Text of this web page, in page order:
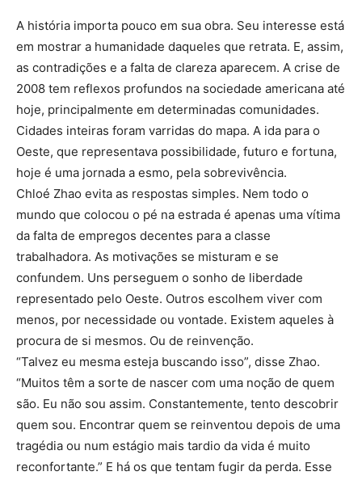
A história importa pouco em sua obra. Seu interesse está
em mostrar a humanidade daqueles que retrata. E, assim,
as contradições e a falta de clareza aparecem. A crise de
2008 tem reflexos profundos na sociedade americana até
hoje, principalmente em determinadas comunidades.
Cidades inteiras foram varridas do mapa. A ida para o
Oeste, que representava possibilidade, futuro e fortuna,
hoje é uma jornada a esmo, pela sobrevivência.
Chloé Zhao evita as respostas simples. Nem todo o
mundo que colocou o pé na estrada é apenas uma vítima
da falta de empregos decentes para a classe
trabalhadora. As motivações se misturam e se
confundem. Uns perseguem o sonho de liberdade
representado pelo Oeste. Outros escolhem viver com
menos, por necessidade ou vontade. Existem aqueles à
procura de si mesmos. Ou de reinvenção.
“Talvez eu mesma esteja buscando isso”, disse Zhao.
“Muitos têm a sorte de nascer com uma noção de quem
são. Eu não sou assim. Constantemente, tento descobrir
quem sou. Encontrar quem se reinventou depois de uma
tragédia ou num estágio mais tardio da vida é muito
reconfortante.” E há os que tentam fugir da perda. Esse